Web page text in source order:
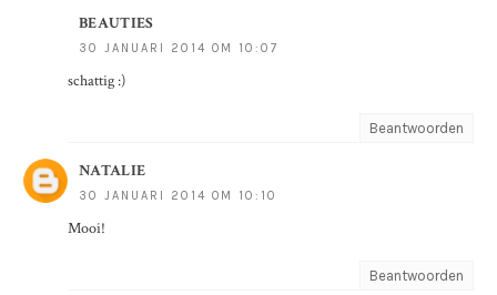
BEAUTIES
30 JANUARI 2014 OM 10:07
schattig :)
Beantwoorden
NATALIE
30 JANUARI 2014 OM 10:10
Mooi!
Beantwoorden